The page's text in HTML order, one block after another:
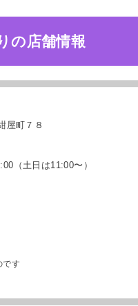
の店舗情報
屋町７８
（土日は11:00〜）
です